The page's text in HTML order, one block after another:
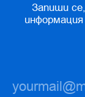
Запиши